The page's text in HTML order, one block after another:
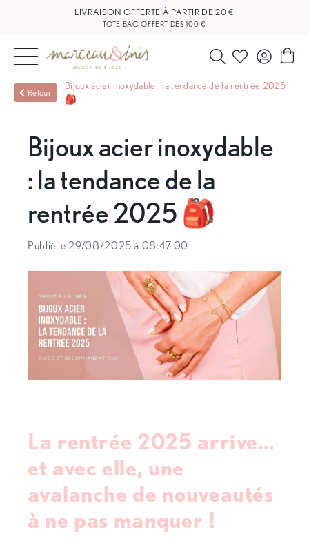
LIVRAISON OFFERTE À PARTIR DE 20 €
TOTE BAG OFFERT DÈS 100 €
NOUVEAUTÉS
OUTLET
NOS
Retour
Bijoux acier inoxydable : la tendance de la rentrée 2025
🎒
Bijoux acier inoxydable
: la tendance de la
rentrée 2025 🎒
Publié le 29/08/2025 à 08:47:00
La rentrée 2025 arrive…
et avec elle, une
avalanche de nouveautés
à ne pas manquer !